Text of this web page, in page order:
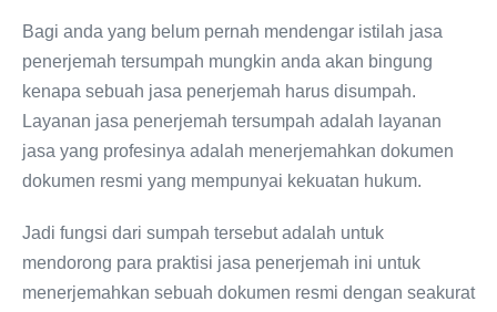
Bagi anda yang belum pernah mendengar istilah jasa
penerjemah tersumpah mungkin anda akan bingung
kenapa sebuah jasa penerjemah harus disumpah.
Layanan jasa penerjemah tersumpah adalah layanan
jasa yang profesinya adalah menerjemahkan dokumen
dokumen resmi yang mempunyai kekuatan hukum.
Jadi fungsi dari sumpah tersebut adalah untuk
mendorong para praktisi jasa penerjemah ini untuk
menerjemahkan sebuah dokumen resmi dengan seakurat